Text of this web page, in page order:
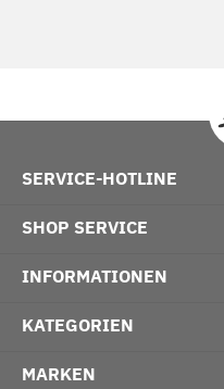
SERVICE-HOTLINE
SHOP SERVICE
INFORMATIONEN
KATEGORIEN
MARKEN